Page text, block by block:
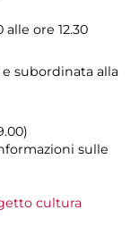
ore 12.30
e subordinata alla
sulle
cultura